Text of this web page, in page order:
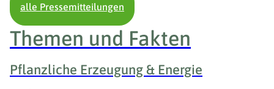
alle Pressemitteilungen
Themen und Fakten
Pflanzliche Erzeugung & Energie